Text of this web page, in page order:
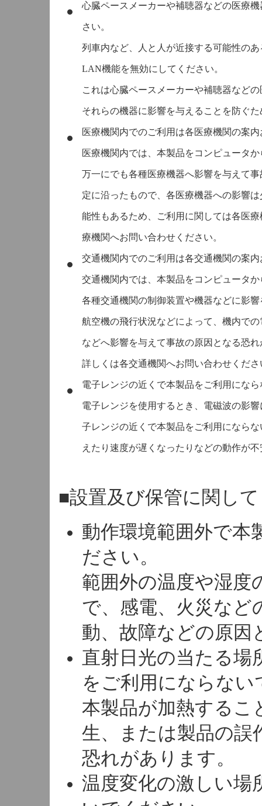
心臓ペースメーカーや補聴器などの医療
さい。
列車内など、人と人が近接する可能性の
LAN機能を無効にしてください。
これは心臓ペースメーカーや補聴器など
それらの機器に影響を与えることを防ぐ
医療機関内でのご利用は各医療機関の案
医療機関内では、本製品をコンピュータ
万一にでも各種医療機器へ影響を与えて
定に沿ったもので、各医療機器への影響
能性もあるため、ご利用に関しては各医
療機関へお問い合わせください。
交通機関内でのご利用は各交通機関の案
交通機関内では、本製品をコンピュータ
各種交通機関の制御装置や機器などに影
航空機の飛行状況などによって、機内で
などへ影響を与えて事故の原因となる恐
詳しくは各交通機関へお問い合わせくだ
電子レンジの近くで本製品をご利用にな
電子レンジを使用するとき、電磁波の影
子レンジの近くで本製品をご利用になら
えたり速度が遅くなったりなどの動作が
■設置及び保管に関して
動作環境範囲外で本
ださい。
範囲外の温度や湿度
で、感電、火災など
動、故障などの原因
直射日光の当たる場
をご利用にならない
本製品が加熱するこ
生、または製品の誤
恐れがあります。
温度変化の激しい場